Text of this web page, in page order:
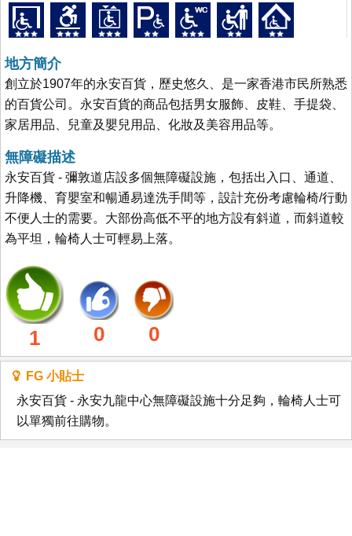
地方簡介
創立於1907年的永安百貨，歷史悠久、是一家香港市民所熟悉
的百貨公司。永安百貨的商品包括男女服飾、皮鞋、手提袋、
家居用品、兒童及嬰兒用品、化妝及美容用品等。
無障礙描述
永安百貨 - 彌敦道店設多個無障礙設施，包括出入口、通道、
升降機、育嬰室和暢通易達洗手間等，設計充份考慮輪椅/行動
不便人士的需要。大部份高低不平的地方設有斜道，而斜道較
為平坦，輪椅人士可輕易上落。
1 0 0
FG 小貼士
永安百貨 - 永安九龍中心無障礙設施十分足夠，輪椅人士可
以單獨前往購物。